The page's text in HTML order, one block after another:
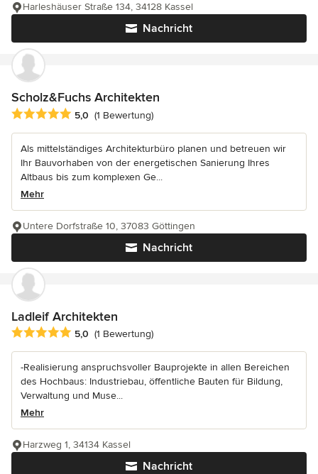
Nachricht
Harleshäuser Straße 134, 34128 Kassel
Scholz&Fuchs Architekten
Durchschnittliche Bewertung: 5 von 5 Sternen
5,0 (1 Bewertung)
Als mittelständiges Architekturbüro planen und betreuen wir
Ihr Bauvorhaben von der energetischen Sanierung Ihres
Altbaus bis zum komplexen Ge...
Mehr
Nachricht
Untere Dorfstraße 10, 37083 Göttingen
Ladleif Architekten
Durchschnittliche Bewertung: 5 von 5 Sternen
5,0 (1 Bewertung)
-Realisierung anspruchsvoller Bauprojekte in allen Bereichen
des Hochbaus: Industriebau, öffentliche Bauten für Bildung,
Verwaltung und Muse...
Mehr
Nachricht
Harzweg 1, 34134 Kassel